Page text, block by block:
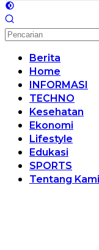
Berita
Home
INFORMASI
TECHNO
Kesehatan
Ekonomi
Lifestyle
Edukasi
SPORTS
Tentang Kami